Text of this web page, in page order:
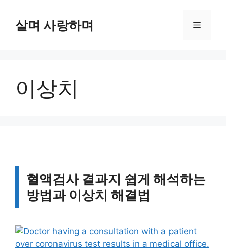
살며 사랑하며 메
이상치
혈액검사 결과지 쉽게 해석하는
방법과 이상치 해결법